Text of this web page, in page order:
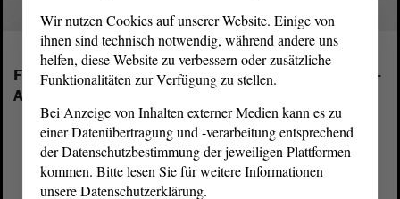
Folgende Fraktionen sind im Landtag von Sachsen-
Anhalt vertreten:
Wir nutzen Cookies auf unserer Website. Einige von
ihnen sind technisch notwendig, während andere uns
helfen, diese Website zu verbessern oder zusätzliche
Funktionalitäten zur Verfügung zu stellen.
Bei Anzeige von Inhalten externer Medien kann es zu
einer Datenübertragung und -verarbeitung entsprechend
der Datenschutzbestimmung der jeweiligen Plattformen
kommen. Bitte lesen Sie für weitere Informationen
unsere Datenschutzerklärung.